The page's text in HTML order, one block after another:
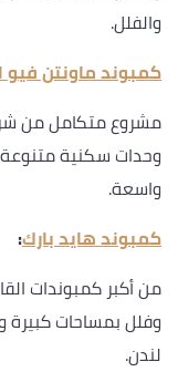
والفلل.
كمبوند ماونتن
مشروع متكامل من
وحدات سكنية
واسعة.
كمبوند هايد بارك:
من أكبر كمبوندات
وفلل بمساحات
لندن.